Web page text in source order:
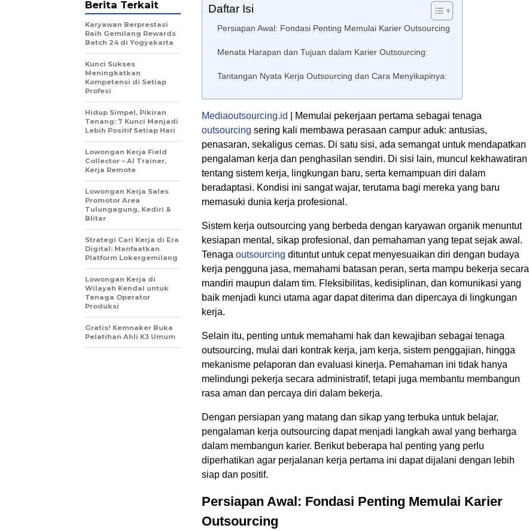
Daftar Isi
Persiapan Awal: Fondasi Penting Memulai Karier Outsourcing
Menata Harapan dan Tujuan dalam Karier Outsourcing:
Tantangan Nyata Kerja Outsourcing dan Cara Menyikapinya:
Mediaoutsourcing.id
| Memulai pekerjaan pertama sebagai tenaga
outsourcing sering kali membawa perasaan campur aduk: antusias,
penasaran, sekaligus cemas. Di satu sisi, ada semangat untuk mendapatkan
pengalaman kerja dan penghasilan sendiri. Di sisi lain, muncul kekhawatiran
tentang sistem kerja, lingkungan baru, serta kemampuan diri dalam
beradaptasi. Kondisi ini sangat wajar, terutama bagi mereka yang baru
memasuki dunia kerja profesional.
Sistem kerja outsourcing yang berbeda dengan karyawan organik menuntut
kesiapan mental, sikap profesional, dan pemahaman yang tepat sejak awal.
Tenaga outsourcing dituntut untuk cepat menyesuaikan diri dengan budaya
kerja pengguna jasa, memahami batasan peran, serta mampu bekerja secara
mandiri maupun dalam tim. Fleksibilitas, kedisiplinan, dan komunikasi yang
baik menjadi kunci utama agar dapat diterima dan dipercaya di lingkungan
kerja.
Selain itu, penting untuk memahami hak dan kewajiban sebagai tenaga
outsourcing, mulai dari kontrak kerja, jam kerja, sistem penggajian, hingga
mekanisme pelaporan dan evaluasi kinerja. Pemahaman ini tidak hanya
melindungi pekerja secara administratif, tetapi juga membantu membangun
rasa aman dan percaya diri dalam bekerja.
Dengan persiapan yang matang dan sikap yang terbuka untuk belajar,
pengalaman kerja outsourcing dapat menjadi langkah awal yang berharga
dalam membangun karier. Berikut beberapa hal penting yang perlu
diperhatikan agar perjalanan kerja pertama ini dapat dijalani dengan lebih
siap dan positif.
Persiapan Awal: Fondasi Penting Memulai Karier
Outsourcing
Berita Terkait
Karyawan Berprestasi
Raih Gemilang Rewards
Batch 24 di Yogyakarta
Kunci Sukses
Meningkatkan
Kompetensi di Setiap
Profesi
Hidup Simpel, Pikiran
Tenang: 7 Kunci Menjadi
Lebih Positif Setiap Hari
Lowongan Kerja Field
Collector – AI Trainer,
Kerja Remote
Lowongan Kerja Sales
Promotor Area
Tulungagung, Kediri &
Blitar
Strategi Cari Kerja di Era
Digital: Manfaatkan
Platform Lokergemilang
Lowongan Kerja di
Wilayah Kendal untuk
Tenaga Operator
Produksi
Gratis! Kemnaker Buka
Pelatihan Ahli K3 Umum